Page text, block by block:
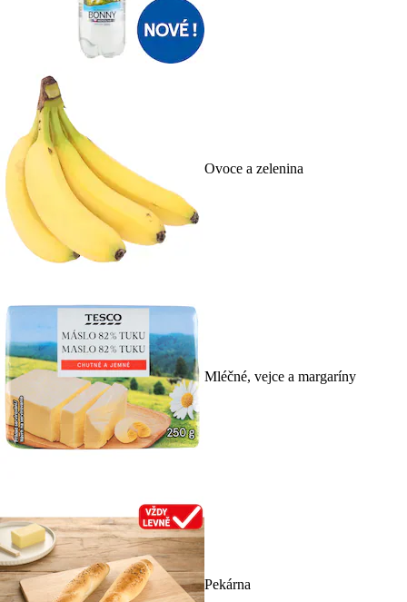
Ovoce a zelenina
Mléčné, vejce a margaríny
Pekárna